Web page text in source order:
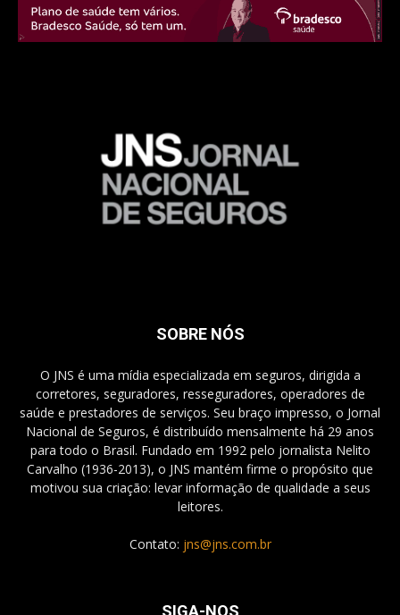
SOBRE NÓS
O JNS é uma mídia especializada em seguros, dirigida a
corretores, seguradores, resseguradores, operadores de
saúde e prestadores de serviços. Seu braço impresso, o Jornal
Nacional de Seguros, é distribuído mensalmente há 29 anos
para todo o Brasil. Fundado em 1992 pelo jornalista Nelito
Carvalho (1936-2013), o JNS mantém firme o propósito que
motivou sua criação: levar informação de qualidade a seus
leitores.
Contato: jns@jns.com.br
SIGA-NOS